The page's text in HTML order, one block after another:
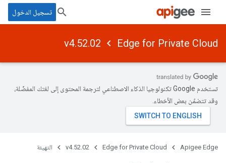
تسجيل الدخول
Edge for Private Cloud
v4.52.02
تستخدم Google تكنولوجيا الذكاء الاصطناعي لترجمة المحتوى إلى لغتك المفضّلة،
وقد تتضمّن بعض الأخطاء.
Apigee Edge
Edge for Private Cloud
v4.52.02 التهيئة